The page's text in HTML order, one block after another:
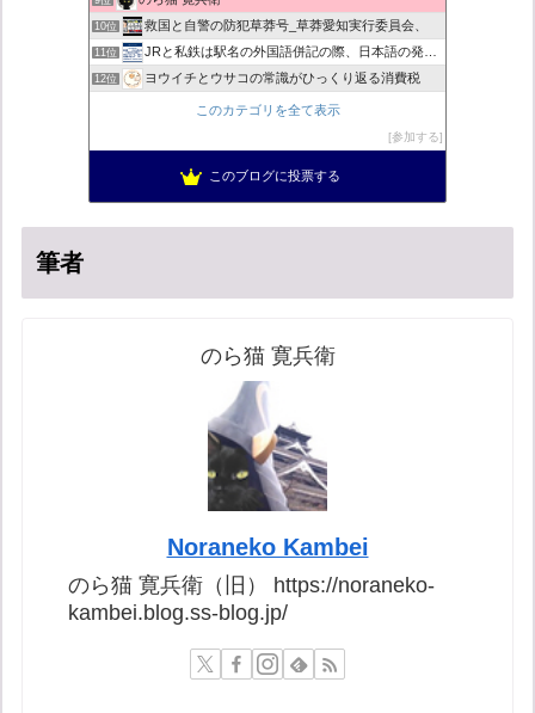
10位 救国と自警の防犯草莽号_草莽愛知実行委員会、
11位 JRと私鉄は駅名の外国語併記の際、日本語の発音/…
12位 ヨウイチとウサコの常識がひっくり返る消費税
マイナンバー導入診断
超革新ひふみ神示
このカテゴリを全て表示
参加する
このブログに投票する
筆者
のら猫 寛兵衛
Noraneko Kambei
のら猫 寛兵衛（旧） https://noraneko-
kambei.blog.ss-blog.jp/